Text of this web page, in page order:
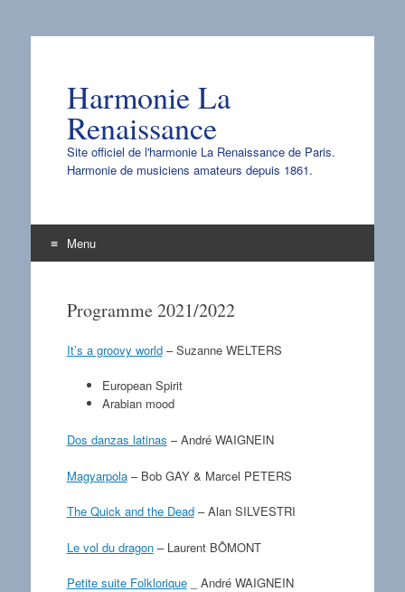
Harmonie La
Renaissance
Site officiel de l'harmonie La Renaissance de Paris.
Harmonie de musiciens amateurs depuis 1861.
Menu
contenuProgramme 2021/2022
It’s a groovy world– Suzanne WELTERS
European Spirit
Arabian mood
Dos danzas latinas – André WAIGNEIN
Magyarpola– Bob GAY & Marcel PETERS
The Quick and the Dead– Alan SILVESTRI
Le vol du dragon– Laurent BÔMONT
Petite suite Folklorique_ André WAIGNEIN